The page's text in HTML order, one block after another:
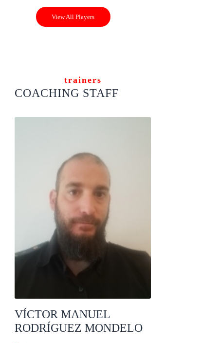
View All Players
trainers
COACHING STAFF
VÍCTOR MANUEL
RODRÍGUEZ MONDELO